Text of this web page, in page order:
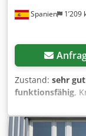
Spanien 1’209
Zustand: sehr
funktionsfähig,
BETONMISCHER